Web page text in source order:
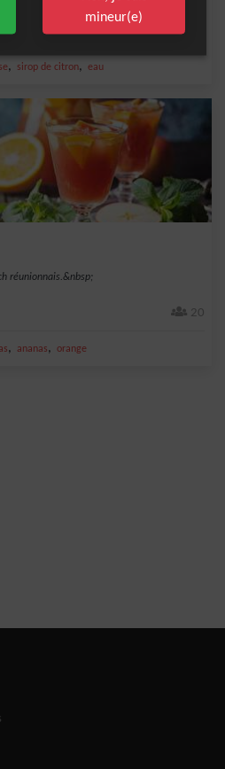
, sirop de citron, eau
réunionnais.&nbsp;
20
, ananas, orange
mineur(e)